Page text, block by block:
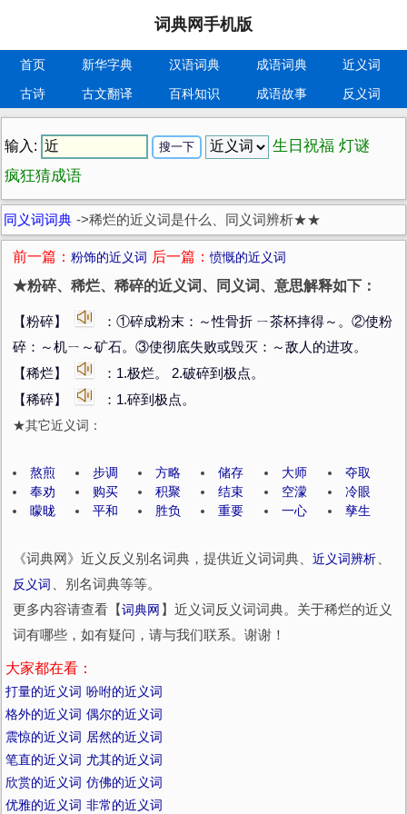
词典网手机版
首页 新华字典 汉语词典 成语词典
近义词
古诗
古文翻译 百科知识 成语故事 反义词
输入: 生日祝福 灯谜
疯狂猜成语
同义词词典 ->稀烂的近义词是什么、同义词辨析★★
前一篇： 粉饰的近义词 后一篇：愤慨的近义词
★粉碎、稀烂、稀碎的近义词、同义词、意思解释如下：
【粉碎】
：①碎成粉末：～性骨折 ㄧ茶杯摔得～。②使粉
碎：～机ㄧ～矿石。③使彻底失败或毁灭：～敌人的进攻。
【稀烂】
：1.极烂。 2.破碎到极点。
【稀碎】
：1.碎到极点。
★其它近义词：
熬煎 步调 方略 储存 大师
夺取
奉劝
购买 积聚 结束 空濛
冷眼
曚昽
平和 胜负 重要 一心 孳生
《词典网》近义反义别名词典，提供近义词词典、 近义词辨析
反义词
、别名词典等等。
更多内容请查看【词典网 】近义词反义词词典。关于稀烂的近义
词有哪些，如有疑问，请与我们联系。谢谢！
大家都在看：
打量的近义词 吩咐的近义词
格外的近义词 偶尔的近义词
震惊的近义词 居然的近义词
笔直的近义词 尤其的近义词
欣赏的近义词 仿佛的近义词
优雅的近义词 非常的近义词